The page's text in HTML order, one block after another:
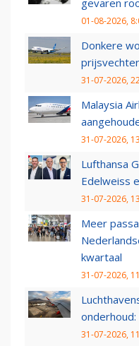
gevaren
01-08-2026,
Donkere
31-07-2026,
Malaysia
31-07-2026,
Lufthansa
Edelweiss
31-07-2026,
Meer
kwartaal
31-07-2026,
31-07-2026,